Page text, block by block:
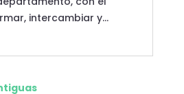
intercambiar y...